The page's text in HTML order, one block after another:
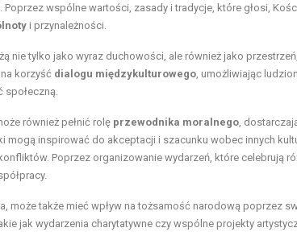
wspólne wartości, zasady i tradycje, które głosi,
i przynależności.
nie tylko jako wyraz duchowości, ale również jako
korzyść dialogu międzykulturowego , umożliwiając
również pełnić rolę przewodnika moralnego ,
mogą inspirować do akceptacji i szacunku wobec innych
Poprzez organizowanie wydarzeń, które celebrują
może także mieć wpływ na tożsamość narodową poprzez
jak wydarzenia charytatywne czy wspólne projekty